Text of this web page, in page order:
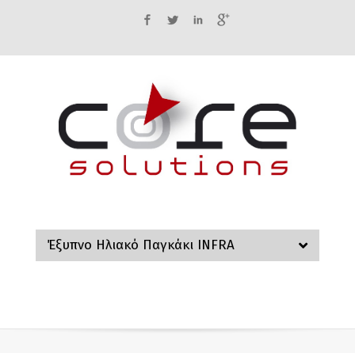
FacebookTwitterLinkedIn
Έξυπνο Ηλιακό Παγκάκι INFRA